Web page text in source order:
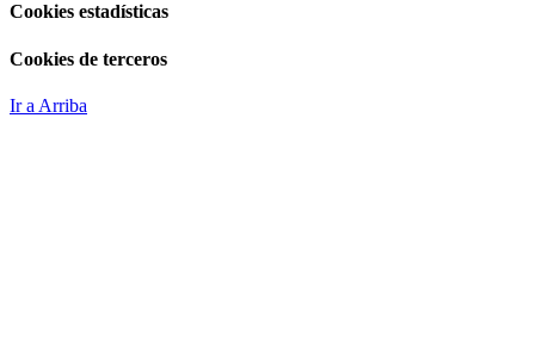
Cookies estadísticas
Cookies de terceros
Ir a Arriba